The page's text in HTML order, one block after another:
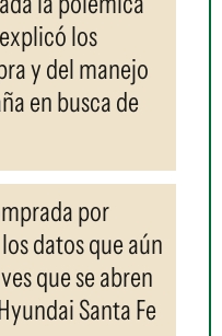
los
y del manejo
en busca de
por
datos que aún
que se abren
Santa Fe